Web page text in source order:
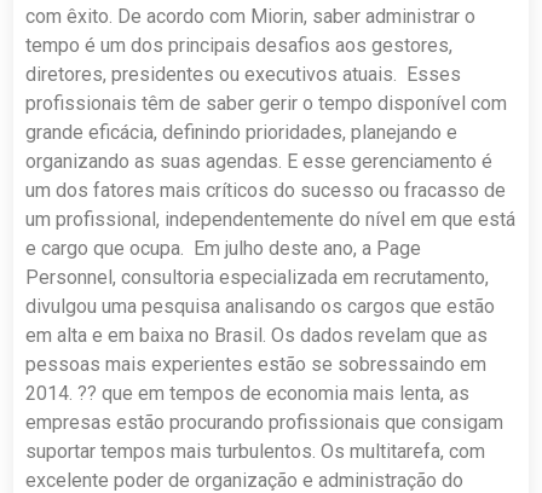
com êxito. De acordo com Miorin, saber administrar o
tempo é um dos principais desafios aos gestores,
diretores, presidentes ou executivos atuais. Esses
profissionais têm de saber gerir o tempo disponível com
grande eficácia, definindo prioridades, planejando e
organizando as suas agendas. E esse gerenciamento é
um dos fatores mais críticos do sucesso ou fracasso de
um profissional, independentemente do nível em que está
e cargo que ocupa. Em julho deste ano, a Page
Personnel, consultoria especializada em recrutamento,
divulgou uma pesquisa analisando os cargos que estão
em alta e em baixa no Brasil. Os dados revelam que as
pessoas mais experientes estão se sobressaindo em
2014. ?? que em tempos de economia mais lenta, as
empresas estão procurando profissionais que consigam
suportar tempos mais turbulentos. Os multitarefa, com
excelente poder de organização e administração do